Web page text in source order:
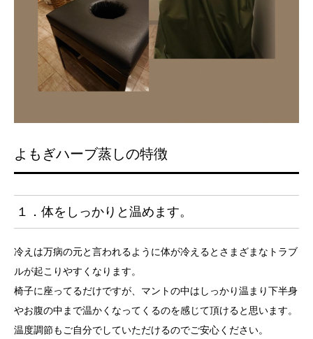
よもぎハーブ蒸しの特徴
１．体をしっかりと温めます。
冷えは万病の元と言われるように体が冷えるとさまざまなトラブ
ルが起こりやすくなります。
椅子に座ってるだけですが、マントの中はしっかり温まり下半身
やお腹の中まで温かくなってくるのを感じて頂けると思います。
温度調節もご自分でしていただけるのでご安心ください。